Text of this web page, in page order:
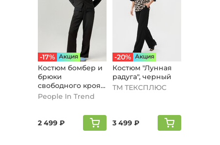
-17% Aкция
Костюм бомбер и
брюки
свободного кроя,
черный
People In Trend
2 499 ₽
-20% Aкция
Костюм "Лунная
радуга", черный
ТМ ТЕКСПЛЮС
3 499 ₽